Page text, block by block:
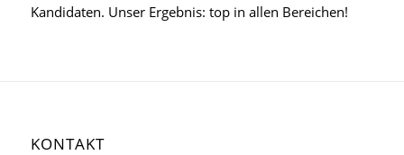
Kandidaten. Unser Ergebnis: top in allen Bereichen!
KONTAKT